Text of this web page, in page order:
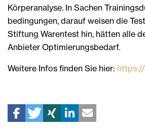
Körperanalyse. In Sachen
bedingungen, darauf weisen die
Stiftung Warentest hin, hätten alle
Anbieter Optimierungsbedarf.
Weitere Infos finden Sie hier: